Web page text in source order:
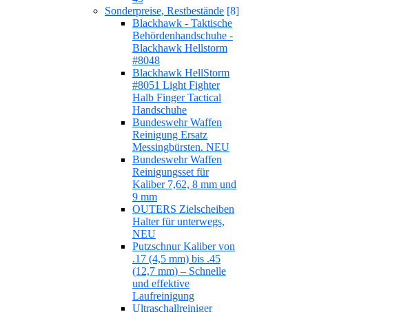
Sonderpreise, Restbestände [8]
Blackhawk - Taktische
Behördenhandschuhe -
Blackhawk Hellstorm
#8048
Blackhawk HellStorm
#8051 Light Fighter
Halb Finger Tactical
Handschuhe
Bundeswehr Waffen
Reinigung Ersatz
Messingbürsten. NEU
Bundeswehr Waffen
Reinigungsset für
Kaliber 7,62, 8 mm und
9 mm
OUTERS Zielscheiben
Halter für unterwegs,
NEU
Putzschnur Kaliber von
.17 (4,5 mm) bis .45
(12,7 mm) – Schnelle
und effektive
Laufreinigung
Ultraschallreiniger